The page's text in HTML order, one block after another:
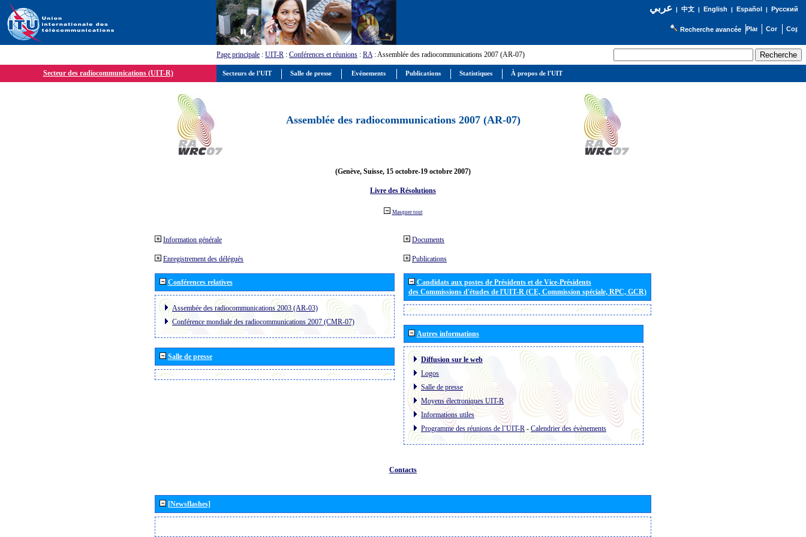
عربي| 中文| English | Español | Русский
Recherche avancée
Page principale : UIT-R : Conférences et réunions : RA: Assemblée des radiocommunications 2007 (AR-07)
Secteur des radiocommunications (UIT-R)
Assemblée des radiocommunications 2007 (AR-07)
(Genève, Suisse, 15 octobre-19 octobre 2007)
Livre des Résolutions
Masquer tout
Information générale
Enregistrement des délégués
Conférences relatives
Assembée des radiocommunications 2003 (AR-03)
Conférence mondiale des radiocommunications 2007 (CMR-07)
Salle de presse
Documents
Publications
Candidats aux postes de Présidents et de Vice-Présidents
des Commissions d'études de l'UIT-R (CE, Commission spéciale, RPC, GCR)
Autres informations
Diffusion sur le web
Logos
Salle de presse
Moyens électroniques UIT-R
Informations utiles
Programme des réunions de l´UIT-R- Calendrier des évènements
Contacts
[Newsflashes]
Secteurs de l'UIT Salle de presse Evénements Publications Statistiques À propos de l'UIT